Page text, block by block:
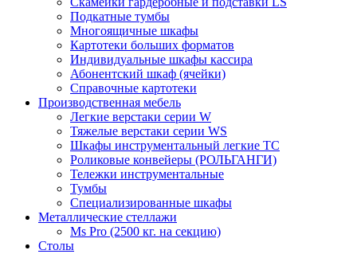
Подкатные тумбы
Многоящичные шкафы
Картотеки больших форматов
Индивидуальные шкафы кассира
Абонентский шкаф (ячейки)
Справочные картотеки
Производственная мебель
Легкие верстаки серии W
Тяжелые верстаки серии WS
Шкафы инструментальный легкие ТС
Роликовые конвейеры (РОЛЬГАНГИ)
Тележки инструментальные
Тумбы
Специализированные шкафы
Металлические стеллажи
Ms Pro (2500 кг. на секцию)
Столы